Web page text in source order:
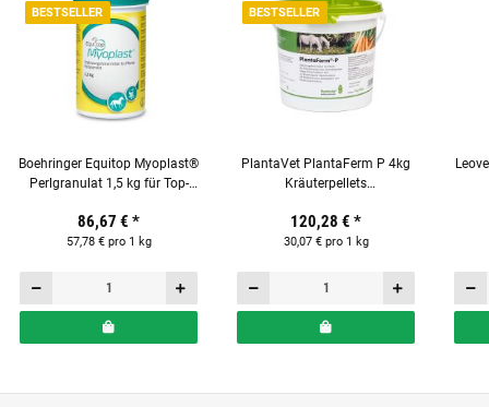
BESTSELLER
Boehringer Equitop Myoplast®
Perlgranulat 1,5 kg für Top-
86,67 € *
57,78 € pro 1 kg
BESTSELLER
PlantaVet PlantaFerm P 4kg
Kräuterpellets
Pferde
120,28 € *
30,07 € pro 1 kg